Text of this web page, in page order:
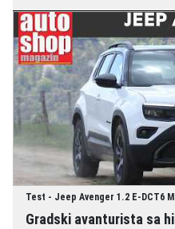
Test - Jeep Avenger 1.2 E-DCT6
Gradski avanturista sa